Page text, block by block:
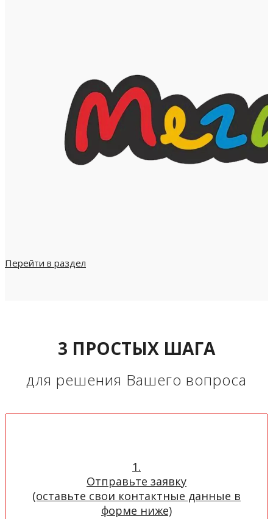
Перейти в раздел
3 ПРОСТЫХ ШАГА
для решения Вашего вопроса
1.
Отправьте заявку
(оставьте свои контактные данные в
форме ниже)